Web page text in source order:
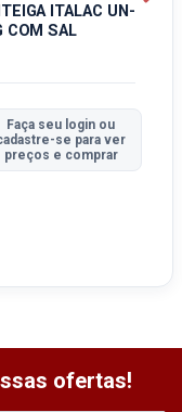
ITALAC UN-
COM SAL
Faça seu login ou
se para ver
preços e comprar
ofertas!